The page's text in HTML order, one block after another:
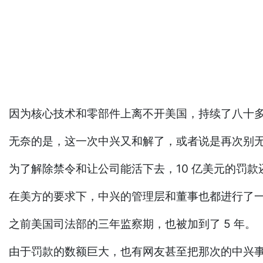
因为核心技术和零部件上离不开美国，持续了八
无奈的是，这一次中兴又和解了，或者说是再次别
为了解除禁令和让公司能活下去，10 亿美元的罚
在美方的要求下，中兴的管理层和董事也都进行了
之前美国司法部的三年监察期，也被加到了 5 年。
由于罚款的数额巨大，也有网友甚至把那次的中兴